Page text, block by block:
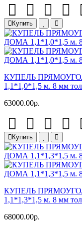
Купить
КУПЕЛЬ
1,1*1,0*1,5 м. 8 мм
63000.00р.
Купить
КУПЕЛЬ
1,1*1,3*1,5 м. 8 мм
68000.00р.